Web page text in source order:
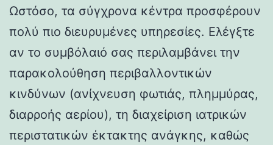
Ωστόσο, τα σύγχρονα κέντρα προσφέρουν
πολύ πιο διευρυμένες υπηρεσίες. Ελέγξτε
αν το συμβόλαιό σας περιλαμβάνει την
παρακολούθηση περιβαλλοντικών
κινδύνων (ανίχνευση φωτιάς, πλημμύρας,
διαρροής αερίου), τη διαχείριση ιατρικών
περιστατικών έκτακτης ανάγκης, καθώς